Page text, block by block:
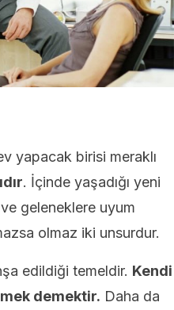
yapacak birisi meraklı
. İçinde yaşadığı yeni
geleneklere uyum
olmaz iki unsurdur.
edildiği temeldir. Kendi
demektir. Daha da